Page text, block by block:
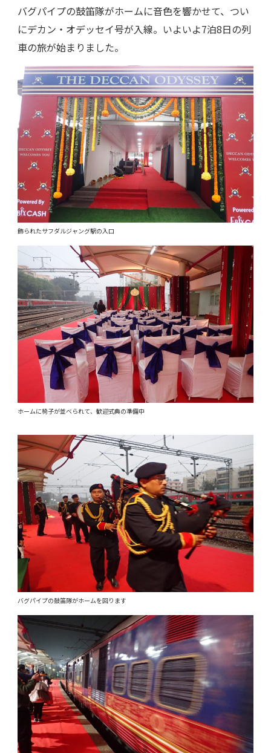
バグパイプの鼓笛隊がホームに音色を響かせて、つい
にデカン・オデッセイ号が入線。いよいよ7泊8日の列
車の旅が始まりました。
飾られたサフダルジャング駅の入口
ホームに椅子が並べられて、歓迎式典の準備中
バグパイプの鼓笛隊がホームを回ります